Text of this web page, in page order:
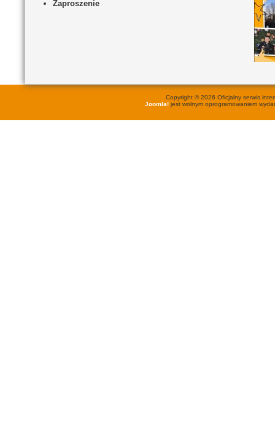
Zaproszenie
Copyright © 2026 Oficjalny serwis
Joomla!jest wolnym oprogramowaniem